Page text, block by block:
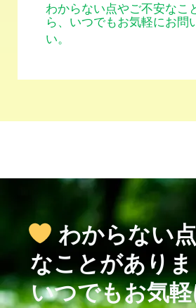
わからない点やご不安なこ
ら、いつでもお気軽にお問
い。
わからない
なことがあり
いつでもお気